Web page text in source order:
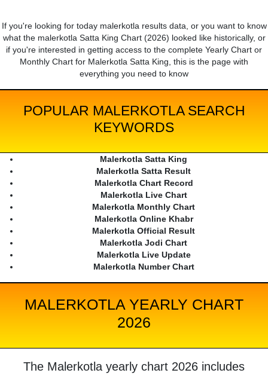
If you're looking for today malerkotla results data, or you want to know
what the malerkotla Satta King Chart (2026) looked like historically, or
if you're interested in getting access to the complete Yearly Chart or
Monthly Chart for Malerkotla Satta King, this is the page with
everything you need to know
POPULAR MALERKOTLA SEARCH
KEYWORDS
Malerkotla Satta King
Malerkotla Satta Result
Malerkotla Chart Record
Malerkotla Live Chart
Malerkotla Monthly Chart
Malerkotla Online Khabr
Malerkotla Official Result
Malerkotla Jodi Chart
Malerkotla Live Update
Malerkotla Number Chart
MALERKOTLA YEARLY CHART
2026
The Malerkotla yearly chart 2026 includes